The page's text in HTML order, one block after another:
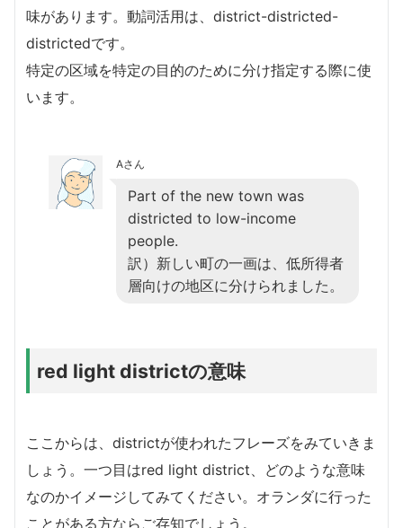
味があります。動詞活用は、district-districted-
districtedです。
特定の区域を特定の目的のために分け指定する際に使
います。
Aさん
Part of the new town was
districted to low-income
people.
訳）新しい町の一画は、低所得者
層向けの地区に分けられました。
red light districtの意味
ここからは、districtが使われたフレーズをみていきま
しょう。一つ目はred light district、どのような意味
なのかイメージしてみてください。オランダに行った
ことがある方ならご存知でしょう。